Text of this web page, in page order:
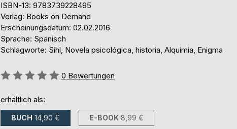
ISBN-13: 9783739228495
Verlag: Books on Demand
Erscheinungsdatum: 02.02.2016
Sprache: Spanisch
Schlagworte: Sihl, Novela psicológica, historia, Alquimia, Enigma
Bewertung::
0 Bewertungen
erhältlich als:
BUCH 14,90 € E-BOOK 8,99 €